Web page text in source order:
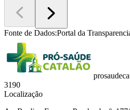
Fonte de Dados:Portal da
3190
Localização